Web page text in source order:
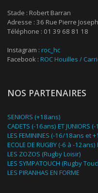
Stade : Robert Barran
Adresse : 36 Rue Pierre
Téléphone : 01 39 68 81 18
Instagram : roc_hc
Facebook : ROC Houilles /
NOS PARTENAIRES
SENIORS (+18ans)
CADETS (-16ans) ET JUNIORS
LES FEMININES (-16/18ans et
ECOLE DE RUGBY (-6 à -
LES ZOZOS (Rugby Loisir)
LES SYMPATOUCH (Rugby
LES PIRANHAS EN FORME